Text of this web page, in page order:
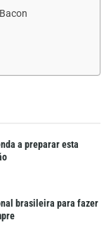
a preparar esta
brasileira para fazer